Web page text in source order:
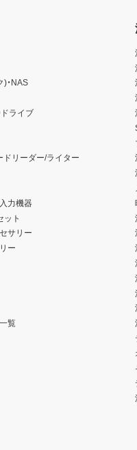
・NAS
ライブ
ドリーダー/ライター
力機器
ット
サリー
ー
覧